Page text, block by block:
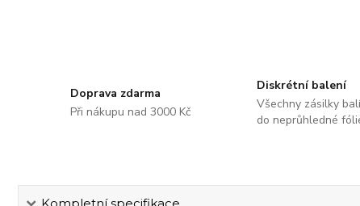
Doprava zdarma
Při nákupu nad 3000 Kč
Diskrétní balení
Všechny zásilky
do neprůhledné